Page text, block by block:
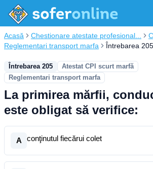
Acasă Chestionare atestate profesional...
Reglementari transport marfa
Întrebarea 205
Întrebarea 205
Atestat CPI scurt marfă
Reglementari transport marfa
La primirea mărfii,
este obligat să verifice:
A conţinutul fiecărui colet